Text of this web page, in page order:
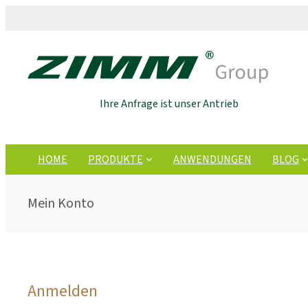
Ihre Anfrage ist unser Antrieb
HOME PRODUKTE ANWENDUNGEN BLOG
Mein Konto
Anmelden